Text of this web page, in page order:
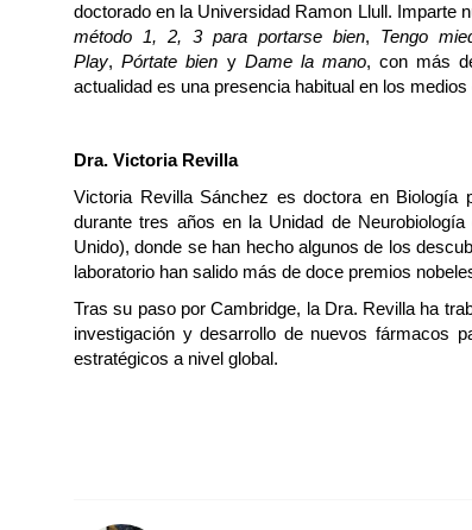
doctorado en la Universidad Ramon Llull. Imparte
método 1, 2, 3 para portarse bien, Tengo
Play,Pórtate bien y Dame la mano, con más
actualidad es una presencia habitual en los
Dra. Victoria Revilla
Victoria Revilla Sánchez es doctora en Biología
durante tres años en la Unidad de
Unido), donde se han hecho algunos de los
laboratorio han salido más de doce premios
Tras su paso por Cambridge, la Dra. Revilla ha
investigación y desarrollo de nuevos fármacos
estratégicos a nivel global.